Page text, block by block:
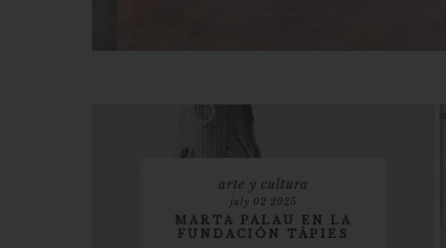
arte y cultura
july 02 2025
MARTA PALAU EN LA
FUNDACIÓN TÀPIES